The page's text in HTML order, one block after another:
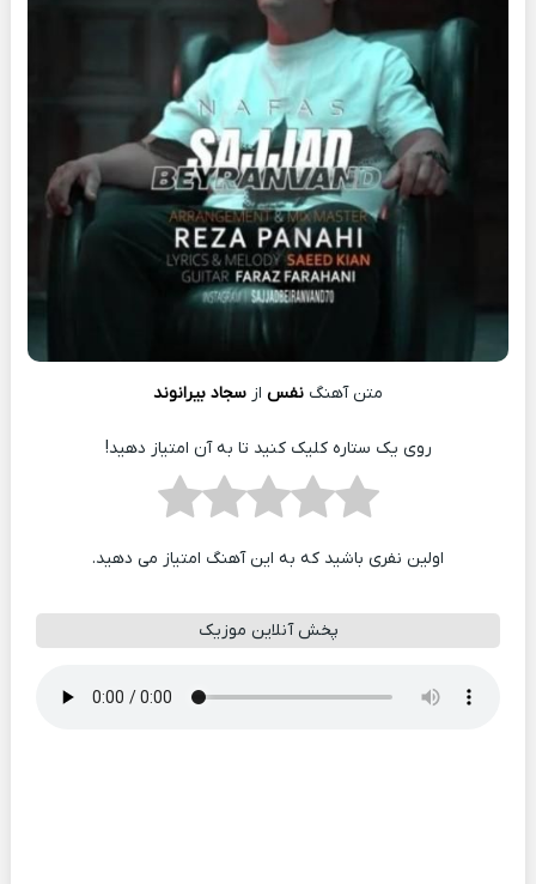
متن آهنگ نفس از سجاد بیرانوند
روی یک ستاره کلیک کنید تا به آن امتیاز دهید!
اولین نفری باشید که به این آهنگ امتیاز می دهید.
پخش آنلاین موزیک